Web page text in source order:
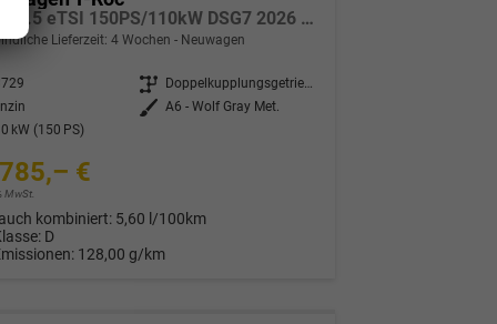
R-Line 1.5 eTSI 150PS/110kW DSG7 2026 *Neues Modell* | +AHK+18"ALU+PARK ASSIST PLUS
Lieferzeit:4 Wochen Neuwagen
Getriebe
Doppelkupplungsgetriebe (DSG)
Außenfarbe A6 - Wolf Gray Met.
kW (150 PS)
€
MwSt.
kombiniert: 5,60 l/100km
D
128,00 g/km